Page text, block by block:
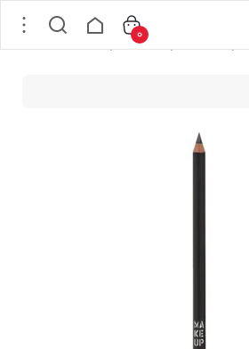
/ مداد چشم شماره 04 کژال میکاپ فکتوری MAKEUP FACTORY مدل Kajal Definer وزن 1.48 گرم0